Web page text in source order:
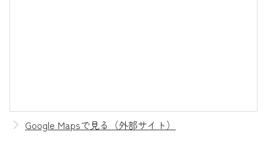
Google Mapsで見る（外部サイト）